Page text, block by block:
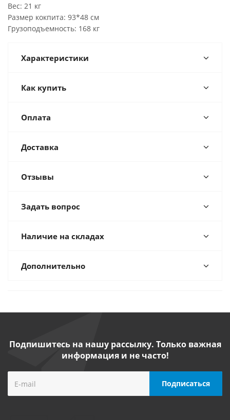
Вес: 21 кг
Размер кокпита: 93*48 см
Грузоподъемность: 168 кг
Характеристики
Как купить
Оплата
Доставка
Отзывы
Задать вопрос
Наличие на складах
Дополнительно
Подпишитесь на нашу рассылку. Только важная
информация и не часто!